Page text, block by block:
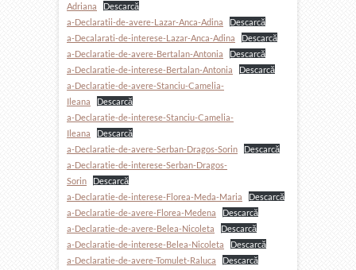
Adriana
Descarcă
a-Declaratii-de-avere-Lazar-Anca-Adina
Descarcă
a-Decalarati-de-interese-Lazar-Anca-Adina
Descarcă
a-Declaratie-de-avere-Bertalan-Antonia
Descarcă
a-Declaratie-de-interese-Bertalan-Antonia
Descarcă
a-Declaratie-de-avere-Stanciu-Camelia-
Ileana
Descarcă
a-Declaratie-de-interese-Stanciu-Camelia-
Ileana
Descarcă
a-Declaratie-de-avere-Serban-Dragos-Sorin
Descarcă
a-Declaratie-de-interese-Serban-Dragos-
Sorin
Descarcă
a-Declaratie-de-interese-Florea-Meda-Maria
Descarcă
a-Declaratie-de-avere-Florea-Medena
Descarcă
a-Declaratie-de-avere-Belea-Nicoleta
Descarcă
a-Declaratie-de-interese-Belea-Nicoleta
Descarcă
a-Declaratie-de-avere-Tomulet-Raluca
Descarcă